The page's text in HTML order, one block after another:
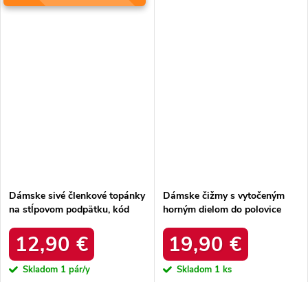
Dámske sivé členkové topánky
na stĺpovom podpätku, kód
12,90 €
Skladom 1 pár/y
Dámske čižmy s vytočeným
horným dielom do polovice
Darisa 99-1 Brown
19,90 €
Skladom 1 ks